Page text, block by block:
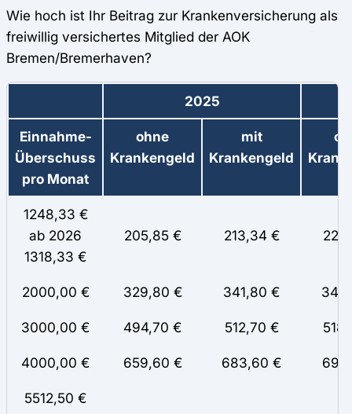
Wie hoch ist Ihr Beitrag zur Krankenversicherung als
freiwillig versichertes Mitglied der AOK
Bremen/Bremerhaven?
2025
Einnahme-
Überschuss
pro Monat
ohne
Krankengeld
mit
Krankengeld
1248,33 €
ab 2026
1318,33 €
205,85 € 213,34 €
2000,00 € 329,80 € 341,80 €
3000,00 € 494,70 € 512,70 €
4000,00 € 659,60 € 683,60 €
5512,50 €